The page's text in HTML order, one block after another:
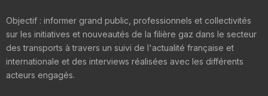
Objectif : informer grand public, professionnels et collectivités
sur les initiatives et nouveautés de la filière gaz dans le secteur
des transports à travers un suivi de l'actualité française et
internationale et des interviews réalisées avec les différents
acteurs engagés.